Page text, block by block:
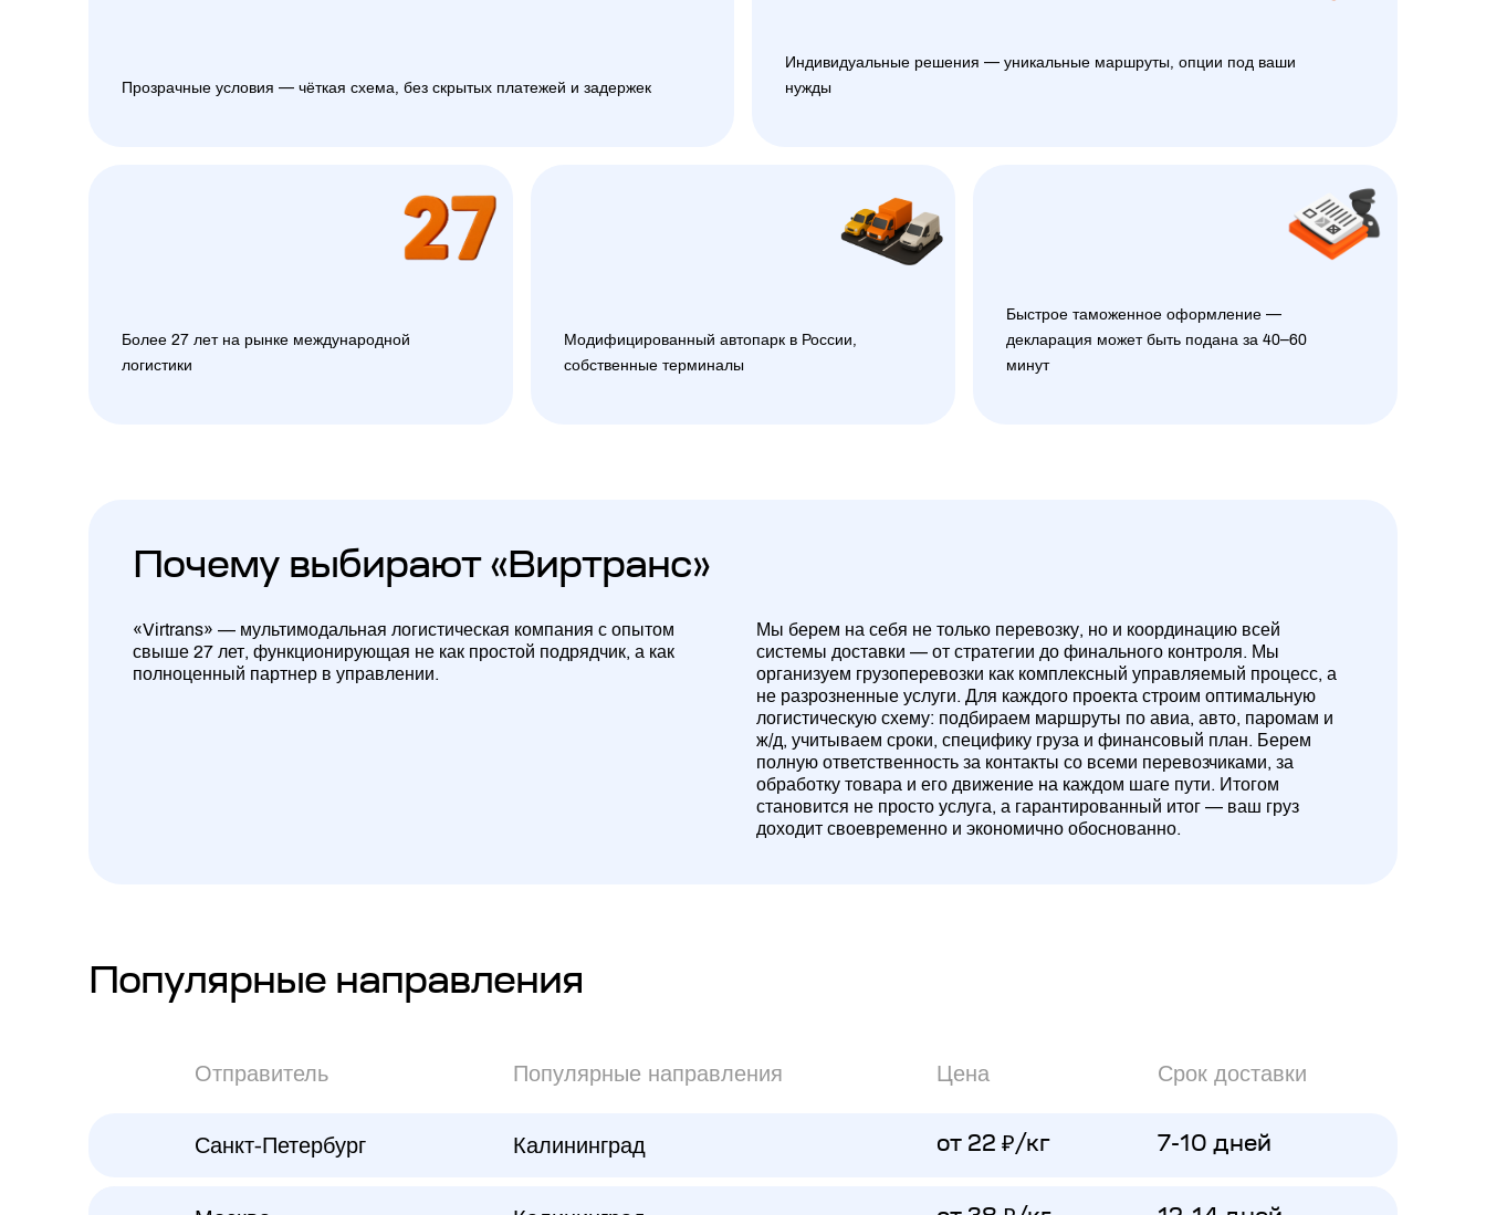
Прозрачные условия — чёткая схема, без скрытых платежей и задержек
Индивидуальные решения — уникальные маршруты, опции под ваши
нужды
Более 27 лет на рынке международной
логистики
Модифицированный автопарк в России,
собственные терминалы
Быстрое таможенное оформление —
декларация может быть подана за 40–60
минут
Почему выбирают «Виртранс»
«Virtrans» — мультимодальная логистическая компания с опытом
свыше 27 лет, функционирующая не как простой подрядчик, а как
полноценный партнер в управлении.
Мы берем на себя не только перевозку, но и координацию всей
системы доставки — от стратегии до финального контроля. Мы
организуем грузоперевозки как комплексный управляемый процесс, а
не разрозненные услуги. Для каждого проекта строим оптимальную
логистическую схему: подбираем маршруты по авиа, авто, паромам и
ж/д, учитываем сроки, специфику груза и финансовый план. Берем
полную ответственность за контакты со всеми перевозчиками, за
обработку товара и его движение на каждом шаге пути. Итогом
становится не просто услуга, а гарантированный итог — ваш груз
доходит своевременно и экономично обоснованно.
Популярные направления
Отправитель Популярные направления Цена Срок доставки
Санкт-Петербург Калининград от 22 ₽/кг 7-10 дней